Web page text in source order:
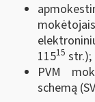
11515 str.);
PVM
schemą